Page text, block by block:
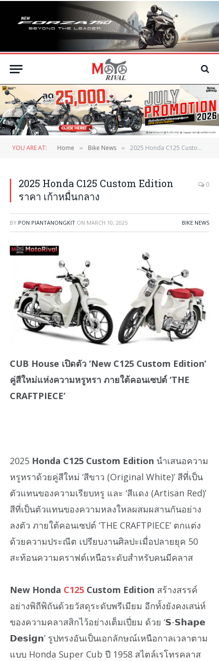
YOU ARE AT: Home » Bike News » 2025 Honda C125 Custom Edition ราคา เก้าหมื่นกลาง
2025 Honda C125 Custom Edition
ราคา เก้าหมื่นกลาง
0
BY PON PIANTANONGKIT ON MARCH 10, 2025 BIKE NEWS
CUB House เปิดตัว ‘New C125 Custom Edition’
คู่สีใหม่แห่งความหรูหรา ภายใต้คอนเซปต์ ‘THE
CRAFTPIECE’
2025 Honda C125 Custom Edition นำเสนอความ
หรูหราด้วยคู่สีใหม่ ‘สีขาว (Original White)’ สีที่เป็น
ตัวแทนของความเรียบหรู และ ‘สีแดง (Artisan Red)’
สีที่เป็นตัวแทนของความหลงใหลผสมผสานกันอย่าง
ลงตัว ภายใต้คอนเซปต์ ‘THE CRAFTPIECE’ ตกแต่ง
ด้วยความประณีต เปรียบงานศิลปะเมื่อปลายยุค 50
สะท้อนความคราฟต์เหนือระดับสำหรับคนมีคลาส
New Honda C125 Custom Edition สร้างสรรค์
อย่างพิถีพิถันด้วยวัสดุระดับพรีเมียม อีกทั้งยังคงเสน่ห์
ของความคลาสสิกไว้อย่างเต็มเปี่ยม ด้วย ‘𝗦-𝗦𝗵𝗮𝗽𝗲
𝗗𝗲𝘀𝗶𝗴𝗻’ รูปทรงอันเป็นเอกลักษณ์เหนือกาลเวลาตาม
แบบ Honda Super Cub ปี 1958 สไตล์เรโทรคลาส